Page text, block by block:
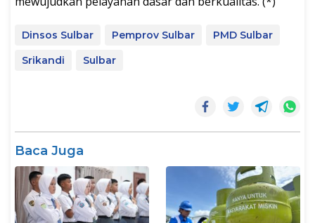
Dinsos Sulbar Pemprov Sulbar
PMD Sulbar
Srikandi
Sulbar
Baca Juga